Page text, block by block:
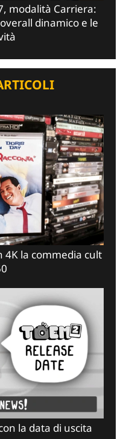
modalità Carriera:
dinamico e le
4K la commedia cult
la data di uscita